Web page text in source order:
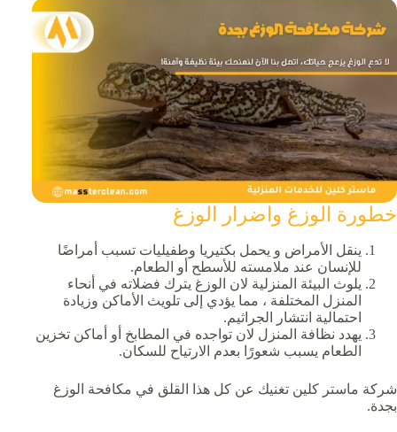
خطورة الوزغ واضرار الوزغ
ينقل الأمراض و يحمل بكتيريا وطفيليات تسبب أمراضًا
للإنسان عند ملامسته للأسطح أو الطعام.
يلوث البيئة المنزلية لان الوزغ يترك فضلاته في أنحاء
المنزل المختلفة ، مما يؤدي إلى تلويث الأماكن وزيادة
احتمالية انتشار الجراثيم.
يهدد نظافة المنزل لان تواجده في المطابخ أو أماكن تخزين
الطعام يسبب شعورًا بعدم الارتياح للسكان.
شركة ماستر كلين تغنيك عن كل هذا القلق في مكافحة الوزغ
بجدة.